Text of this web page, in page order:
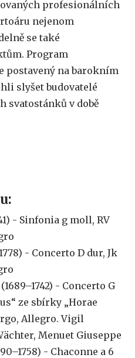
profesionálních
nejenom
se také
Program
postavený na barokním
slyšet budovatelé
svatostánků v době
- Sinfonia g moll, RV
- Concerto D dur, Jk
- Concerto G
ze sbírky „Horae
Allegro. Vigil
Menuet Giuseppe
- Chaconne a 6